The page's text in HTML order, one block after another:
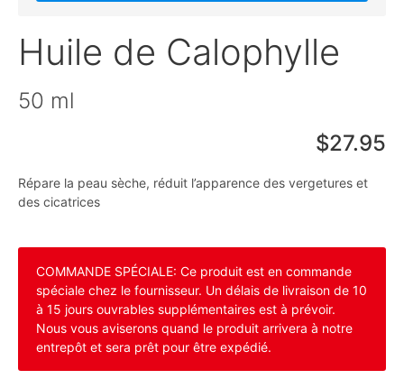
Huile de Calophylle
50 ml
$27.95
Répare la peau sèche, réduit l’apparence des vergetures et
des cicatrices
COMMANDE SPÉCIALE: Ce produit est en commande
spéciale chez le fournisseur. Un délais de livraison de 10
à 15 jours ouvrables supplémentaires est à prévoir.
Nous vous aviserons quand le produit arrivera à notre
entrepôt et sera prêt pour être expédié.